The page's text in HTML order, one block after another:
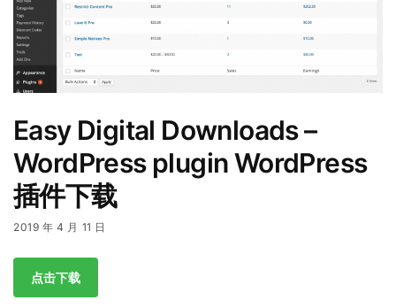
Easy Digital Downloads –
WordPress plugin WordPress
插件下载
2019 年 4 月 11 日
点击下载